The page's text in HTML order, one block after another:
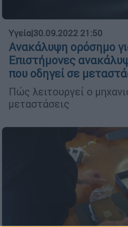
Υγεία|30.09.2022 21:50
Ανακάλυψη ορόσημο
Επιστήμονες
που οδηγεί σε
Πώς λειτουργεί ο
μεταστάσεις